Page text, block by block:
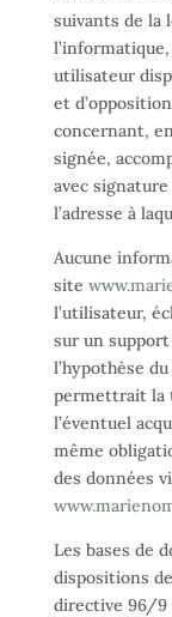
suivants de la
utilisateur
et
concernant,
signée,
avec
l’adresse à
Aucune
site
l’utilisateur,
sur un
l’hypothèse
permettrait la
l’éventuel
même
des données
Les bases de
dispositions
directive 96/9